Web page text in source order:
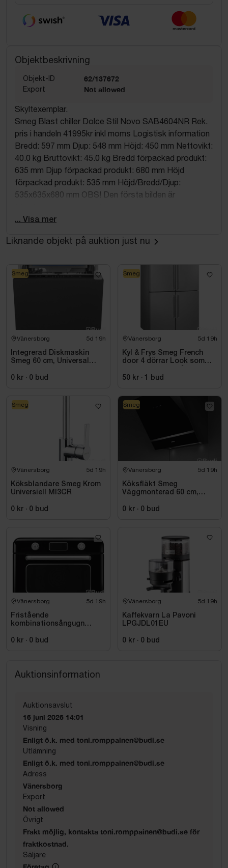
Objektbeskrivning
Objekt-ID 62/137672
Export Not allowed
Skyltexemplar.
Smeg Blast chiller Dolce Stil Novo SAB4604NR Rek.
pris i handeln 41995kr inkl moms Logistisk information
Bredd: 597 mm Djup: 548 mm Höjd: 450 mm Nettovikt:
40.0 kg Bruttovikt: 45.0 kg Bredd förpackad produkt:
635 mm Djup förpackad produkt: 680 mm Höjd
förpackad produkt: 535 mm Höjd/Bredd/Djup:
535x635x680 mm OBS! Den första bilden är
... Visa mer
Liknande objekt på auktion just nu
Vänersborg 5d 19h
Integrerad Diskmaskin
Smeg 60 cm, Universal
0 kr · 0 bud
Smeg
Vänersborg 5d 19h
Kyl & Frys Smeg French
door 4 dörrar Look som
Universiell FQ60XDE
50 kr · 1 bud
Smeg
Vänersborg 5d 19h
Köksblandare Smeg Krom
Universiell MI3CR
0 kr · 0 bud
Smeg
Vänersborg 5d 19h
Köksfläkt Smeg
Väggmonterad 60 cm,
0 kr · 0 bud
Smeg
Vänersborg 5d 19h
Fristående
kombinationsångugn
Högblank 50's Style
0 kr · 0 bud
Vänersborg 5d 19h
Kaffekvarn La Pavoni
LPGJDL01EU
0 kr · 0 bud
Auktionsinformation
Auktionsavslut
16 juni 2026 14:01
Visning
Enligt ö.k. med toni.romppainen@budi.se
Utlämning
Enligt ö.k. med toni.romppainen@budi.se
Adress
Vänersborg
Export
Not allowed
Övrigt
Frakt möjlig, kontakta toni.romppainen@budi.se för
fraktkostnad.
Säljare